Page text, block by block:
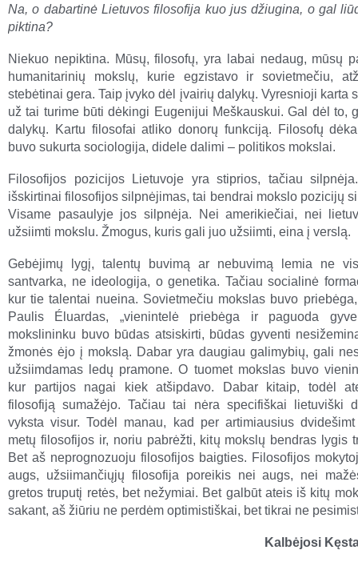
Na, o dabartinė Lietuvos filosofija kuo jus džiugina, o gal
piktina?
Niekuo nepiktina. Mūsų, filosofų, yra labai nedaug, mūsų
humanitarinių mokslų, kurie egzistavo ir sovietmečiu,
stebėtinai gera. Taip įvyko dėl įvairių dalykų. Vyresnioji karta
už tai turime būti dėkingi Eugenijui Meškauskui. Gal dėl to,
dalykų. Kartu filosofai atliko donorų funkciją. Filosofų
buvo sukurta sociologija, didele dalimi – politikos mokslai.
Filosofijos pozicijos Lietuvoje yra stiprios, tačiau
išskirtinai filosofijos silpnėjimas, tai bendrai mokslo pozicijų
Visame pasaulyje jos silpnėja. Nei amerikiečiai, nei
užsiimti mokslu. Žmogus, kuris gali juo užsiimti, eina į verslą.
Gebėjimų lygį, talentų buvimą ar nebuvimą lemia ne
santvarka, ne ideologija, o genetika. Tačiau socialinė
kur tie talentai nueina. Sovietmečiu mokslas buvo
Paulis Éluardas, „vienintelė priebėga ir paguoda
mokslininku buvo būdas atsiskirti, būdas gyventi
žmonės ėjo į mokslą. Dabar yra daugiau galimybių, gali
užsiimdamas ledų pramone. O tuomet mokslas buvo
kur partijos nagai kiek atšipdavo. Dabar kitaip, todėl
filosofiją sumažėjo. Tačiau tai nėra specifiškai lietuviški
vyksta visur. Todėl manau, kad per artimiausius dvidešimt
metų filosofijos ir, noriu pabrėžti, kitų mokslų bendras lygis
Bet aš neprognozuoju filosofijos baigties. Filosofijos
augs, užsiimančiųjų filosofija poreikis nei augs, nei
gretos truputį retės, bet nežymiai. Bet galbūt ateis iš kitų
sakant, aš žiūriu ne perdėm optimistiškai, bet tikrai ne
Kalbėjosi